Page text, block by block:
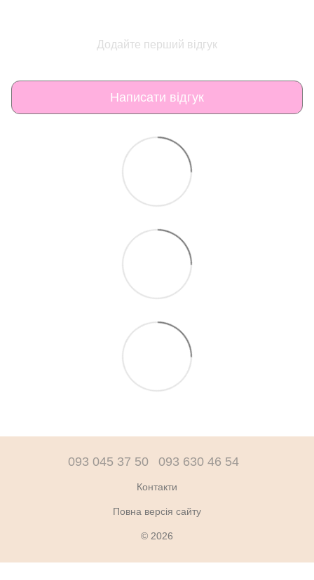
Додайте перший відгук
Написати відгук
093 045 37 50 093 630 46 54
Контакти
Повна версія сайту
© 2026